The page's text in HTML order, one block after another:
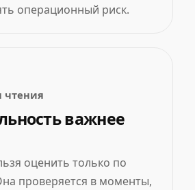
операционный риск.
чтения
важнее
оценить только по
проверяется в моменты,